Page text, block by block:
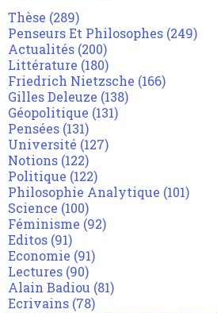
Thèse (289)
Penseurs Et Philosophes (249)
Actualités (200)
Littérature (180)
Friedrich Nietzsche (166)
Gilles Deleuze (138)
Géopolitique (131)
Pensées (131)
Université (127)
Notions (122)
Politique (122)
Philosophie Analytique (101)
Science (100)
Féminisme (92)
Editos (91)
Economie (91)
Lectures (90)
Alain Badiou (81)
Ecrivains (78)